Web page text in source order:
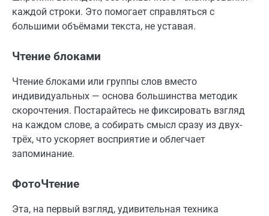
каждой строки. Это помогает справляться с
большими объёмами текста, не уставая.
Чтение блоками
Чтение блоками или группы слов вместо
индивидуальных — основа большинства методик
скорочтения. Постарайтесь не фиксировать взгляд
на каждом слове, а собирать смысл сразу из двух-
трёх, что ускоряет восприятие и облегчает
запоминание.
ФотоЧтение
Эта, на первый взгляд, удивительная техника